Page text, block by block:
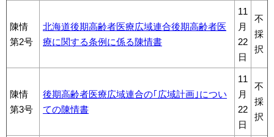
陳情
第2号
北海道後期高齢者医療広域連合後期高齢者医
療に関する条例に係る陳情書
11
月
22
日
不
採
択
陳情
第3号
後期高齢者医療広域連合の｢広域計画｣につい
ての陳情書
11
月
22
日
不
採
択